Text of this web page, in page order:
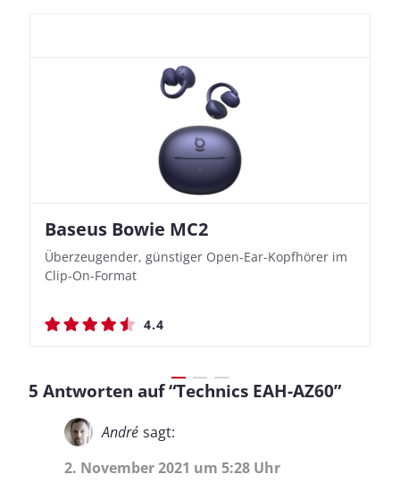
Baseus Bowie MC2
Überzeugender, günstiger Open-Ear-Kopfhörer im
Clip-On-Format
4.4
Nothing Ear (3a)
Bassbetonte True Wireless In-Ears mit cleveren
Aufnahmefunktionen
4.4
JBL Live 780NC
Stylischer Over-Ear mit sattem Klang und
beeindruckender Ausdauer
4.5
JBL Live 780NC
Stylischer Over-Ear mit sattem Klang und
beeindruckender Ausdauer
4.5
5 Antworten auf “Technics EAH-AZ60”
André sagt:
2. November 2021 um 5:28 Uhr